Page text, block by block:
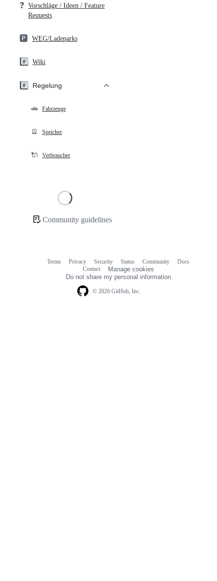
❓ Vorschläge / Ideen / Feature
Requests
🅿️ WEG/Ladeparks
#️⃣ Wiki
#️⃣ Regelung
🚗 Fahrzeuge
🪫 Speicher
🔌 Verbraucher
Community guidelines
© 2026 GitHub, Inc.
Terms Privacy Security Status Community
Docs
Contact
Manage cookies
Do not share my personal information